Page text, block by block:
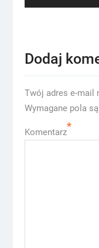
Dodaj
Twój adres e-mail
Wymagane pola
Komentarz*